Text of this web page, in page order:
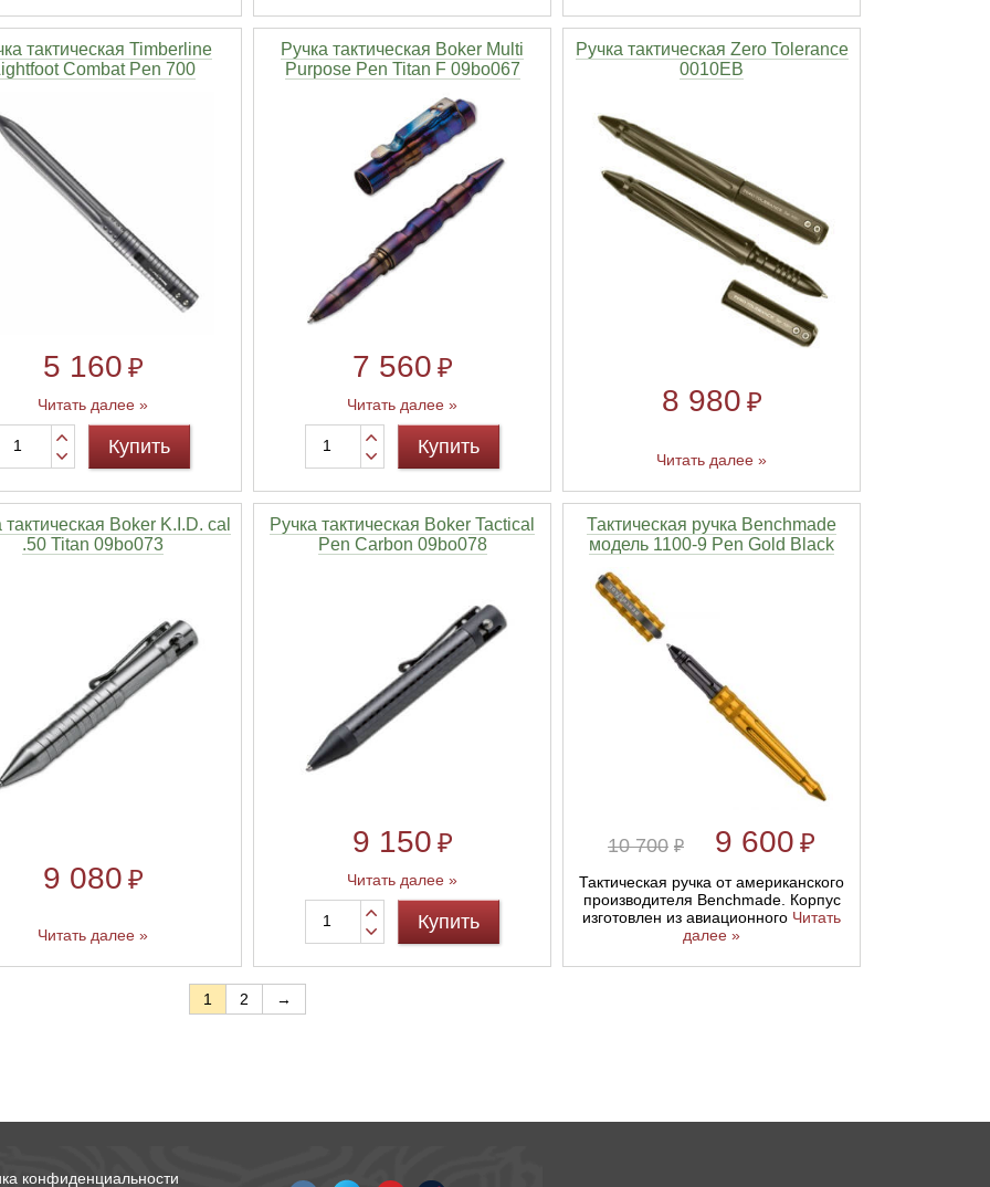
тактическая Timberline
Combat Pen 700
5 160 ₽
Читать далее »
Купить
Ручка тактическая Boker Multi
Purpose Pen Titan F 09bo067
7 560 ₽
Читать далее »
Купить
Ручка тактическая Zero Tolerance
0010EB
8 980 ₽
Читать далее »
тактическая Boker K.I.D. cal
.50 Titan 09bo073
9 080 ₽
Читать далее »
Ручка тактическая Boker Tactical
Pen Carbon 09bo078
9 150 ₽
Читать далее »
Купить
Тактическая ручка Benchmade
модель 1100-9 Pen Gold Black
10 700 ₽ 9 600 ₽
Тактическая ручка от американского
производителя Benchmade. Корпус
изготовлен из авиационного Читать
далее »
1 2 →
конфиденциальности